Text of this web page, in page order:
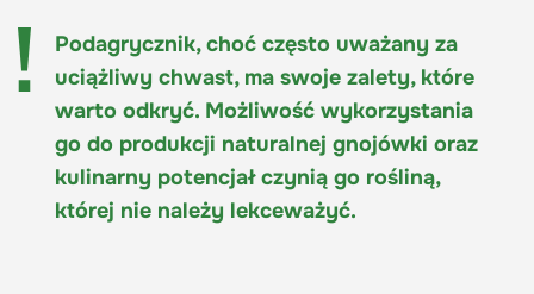
Podagrycznik, choć często uważany za
uciążliwy chwast, ma swoje zalety, które
warto odkryć. Możliwość wykorzystania
go do produkcji naturalnej gnojówki oraz
kulinarny potencjał czynią go rośliną,
której nie należy lekceważyć.